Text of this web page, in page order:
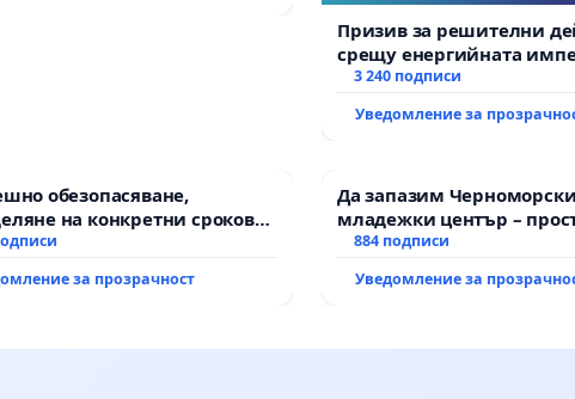
Призив за решителни
срещу енергийната
Христо Ковачки!
3 240 подписи
Уведомление за
обезопасяване,
на конкретни срокове
на цялостна
път между пътен
за прозрачност
Да запазим
младежки център –
за младите на Варна
884 подписи
Уведомление за